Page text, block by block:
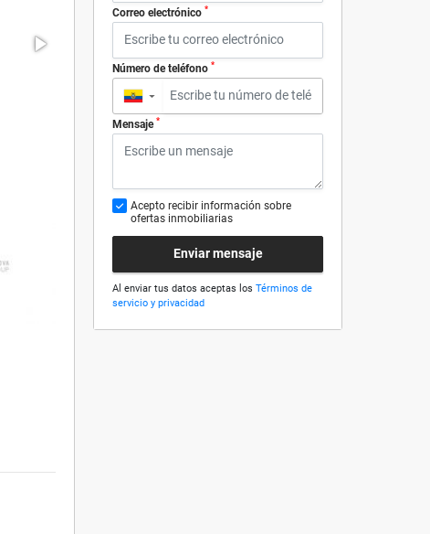
Correo electrónico *
Número de teléfono *
▼
Mensaje *
Acepto recibir información sobre
ofertas inmobiliarias
Enviar mensaje
Al enviar tus datos aceptas los Términos de
servicio y privacidad